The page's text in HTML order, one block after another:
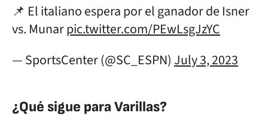
📌 El italiano espera por el ganador de Isner
vs. Munarpic.twitter.com/PEwLsgJzYC
— SportsCenter (@SC_ESPN) July 3, 2023
¿Qué sigue para Varillas?